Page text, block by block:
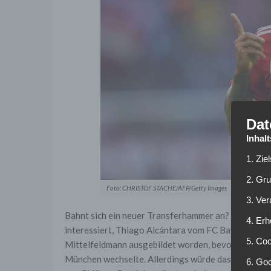
Foto: CHRISTOF STACHE/AFP/Getty Images
Bahnt sich ein neuer Transferhammer an? Laut
interessiert, Thiago Alcántara vom FC Bayern
Mittelfeldmann ausgebildet worden, bevor er im
München wechselte. Allerdings würde das
1.
2.
3.
4.
5.
6.